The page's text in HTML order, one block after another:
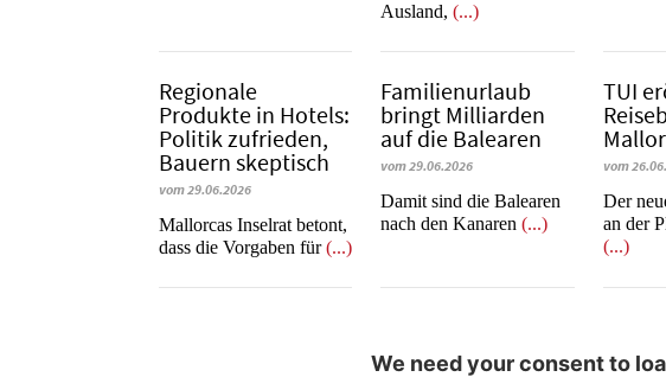
Ausland,(...)
Regionale
Produkte in Hotels:
Politik zufrieden,
Bauern skeptisch
vom 29.06.2026
Mallorcas Inselrat betont,
dass die Vorgaben für(...)
Familienurlaub
bringt Milliarden
auf die Balearen
vom 29.06.2026
​​​​​​​Damit sind die Balearen
nach den Kanaren(...)
TUI
vom
Der
an der
(...)
We need your consent to